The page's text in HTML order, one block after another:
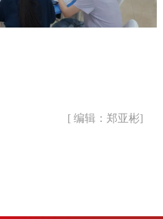
[ 编辑：郑亚彬]